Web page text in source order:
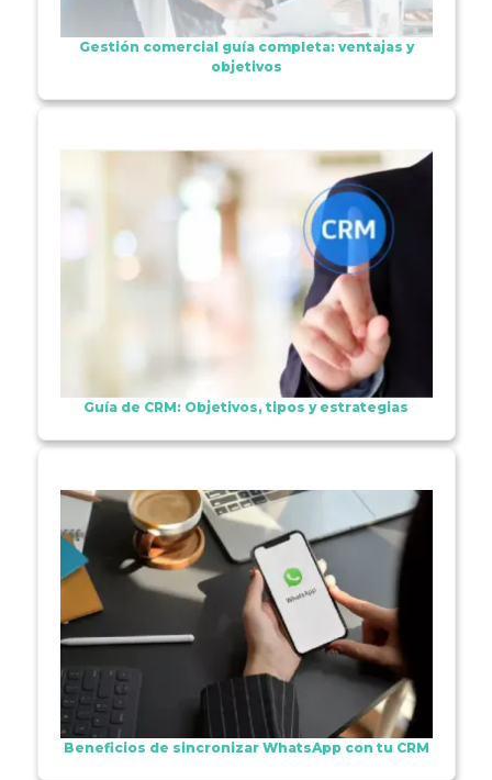
Gestión comercial guía completa: ventajas y
objetivos
Guía de CRM: Objetivos, tipos y estrategias
Beneficios de sincronizar WhatsApp con tu CRM